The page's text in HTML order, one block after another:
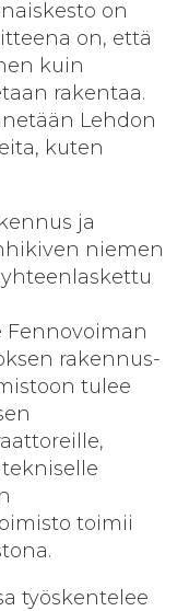
on
on, että
kuin
rakentaa.
Lehdon
kuten
ja
niemen
Fennovoiman
rakennus-
tulee
toimii
työskentelee